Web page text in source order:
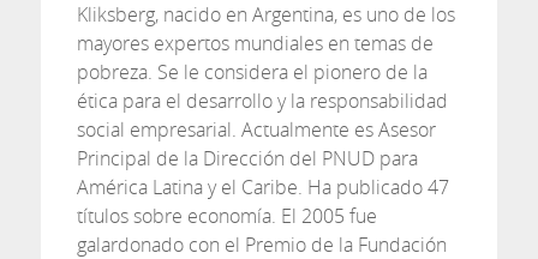
Kliksberg, nacido en Argentina, es uno de los
mayores expertos mundiales en temas de
pobreza. Se le considera el pionero de la
ética para el desarrollo y la responsabilidad
social empresarial. Actualmente es Asesor
Principal de la Dirección del PNUD para
América Latina y el Caribe. Ha publicado 47
títulos sobre economía. El 2005 fue
galardonado con el Premio de la Fundación